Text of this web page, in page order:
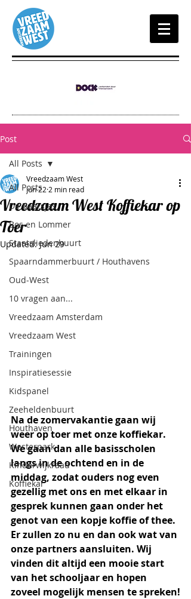
Post
All Posts
De Baarsjes
Bos en Lommer
Staatsliedenbuurt
Spaarndammerbuurt / Houthavens
Oud-West
10 vragen aan...
Vreedzaam Amsterdam
Vreedzaam West
Trainingen
Inspiratiesessie
Kidspanel
Zeeheldenbuurt
Houthaven
Westerpark
Kinderwijkraad
Koffiekar
All Posts
Vreedzaam West Koffiekar op
Toer
Vreedzaam West
Jun 22 2 min read
Updated:Jun 29
Na de zomervakantie gaan wij
weer op toer met onze koffiekar.
We gaan dan alle basisscholen
langs in de ochtend en in de
middag, zodat ouders nog even
gezellig met ons en met elkaar in
gesprek kunnen gaan onder het
genot van een kopje koffie of thee.
Er zullen zo nu en dan ook wat van
onze partners aansluiten. Wij
vinden dit altijd een mooie start
van het schooljaar en hopen
zoveel mogelijk mensen te spreken!